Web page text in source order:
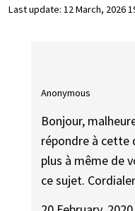
Last update: 12 March, 2026
Anonymous
Bonjour,
répondre à cette
plus à même de
ce sujet.